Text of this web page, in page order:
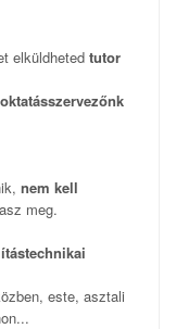
elküldheted tutor
oktatásszervezőnk
nem kell
meg.
este, asztali